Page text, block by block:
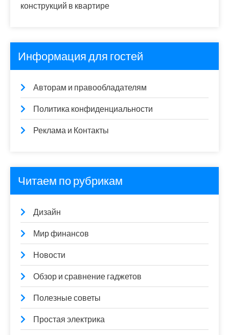
конструкций в квартире
Информация для гостей
Авторам и правообладателям
Политика конфиденциальности
Реклама и Контакты
Читаем по рубрикам
Дизайн
Мир финансов
Новости
Обзор и сравнение гаджетов
Полезные советы
Простая электрика